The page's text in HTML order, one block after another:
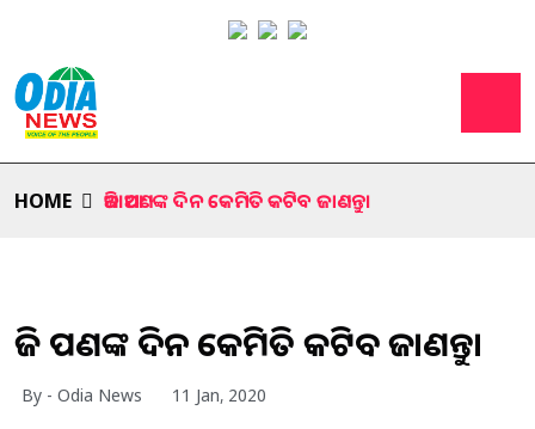
HOME ଆଜି ଆପଣଙ୍କ ଦିନ କେମିତି କଟିବ ଜାଣନ୍ତୁ।
ଆଜି ଆପଣଙ୍କ ଦିନ କେମିତି କଟିବ ଜାଣନ୍ତୁ।
By - Odia News 11 Jan, 2020